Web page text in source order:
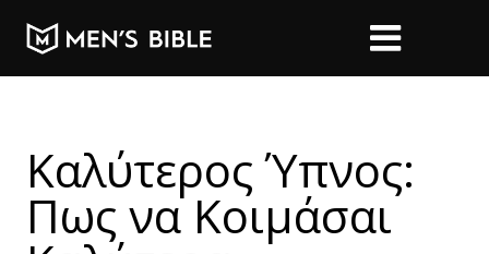
Καλύτερος Ύπνος:
Πως να Kοιμάσαι